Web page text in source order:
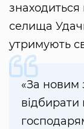
знаходиться
селища
утримують
«За новим
відбирати